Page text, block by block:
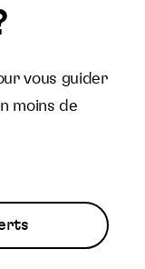
vous guider
moins de